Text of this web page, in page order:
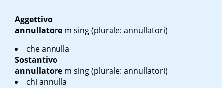
Aggettivo
annullatore m sing(plurale: annullatori)
che annulla
Sostantivo
annullatore m sing(plurale: annullatori)
chi annulla